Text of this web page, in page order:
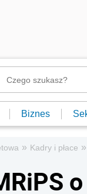
Biznes
» Kadry i płace »